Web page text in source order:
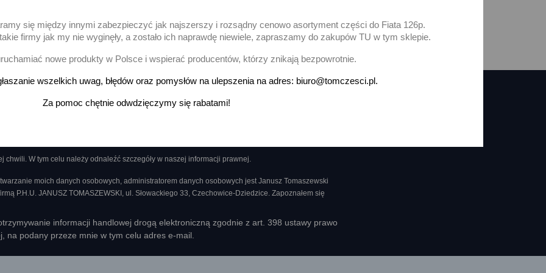
o nowościach i wyprzedażach
chwili. W tym celu należy odnaleźć szczegóły w naszej informacji prawnej.
moich danych osobowych, administratorem danych osobowych jest Janusz Tomaszewski
P.H.U. JANUSZ TOMASZEWSKI, ul. Słowackiego 33, Czechowice-Dziedzice. Zapoznałem się
informacji handlowej drogą elektroniczną zgodnie z art. 398 ustawy prawo
na podany przeze mnie w tym celu adres e-mail.
się między innymi zabezpieczyć jak najszerszy i rozsądny cenowo asortyment części do Fiata 126p.
firmy jak my nie wyginęły, a zostało ich naprawdę niewiele, zapraszamy do zakupów TU w tym sklepie.
nowe produkty w Polsce i wspierać producentów, którzy znikają bezpowrotnie.
wszelkich uwag, błędów oraz pomysłów na ulepszenia na adres: biuro@tomczesci.pl.
Za pomoc chętnie odwdzięczymy się rabatami!